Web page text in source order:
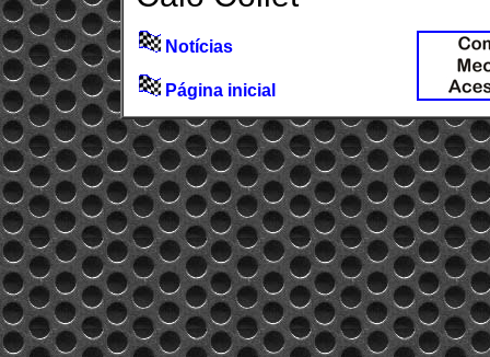
Notícias
Página inicial